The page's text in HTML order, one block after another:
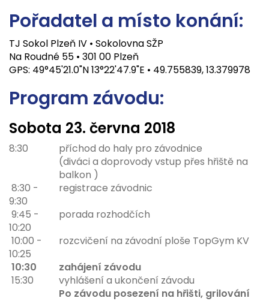
Pořadatel a místo konání:
TJ Sokol Plzeň IV • Sokolovna SŽP
Na Roudné 55 • 301 00 Plzeň
GPS: 49°45'21.0"N 13°22'47.9"E • 49.755839, 13.379978
Program závodu:
Sobota 23. června 2018
8:30
příchod do haly pro závodnice
(diváci a doprovody vstup přes hřiště na
balkon )
8:30 -
9:30
registrace závodnic
9:45 -
10:20
porada rozhodčích
10:00 -
10:25
rozcvičení na závodní ploše TopGym KV
10:30
zahájení závodu
15:30
vyhlášení a ukončení závodu
Po závodu posezení na hřišti, grilování